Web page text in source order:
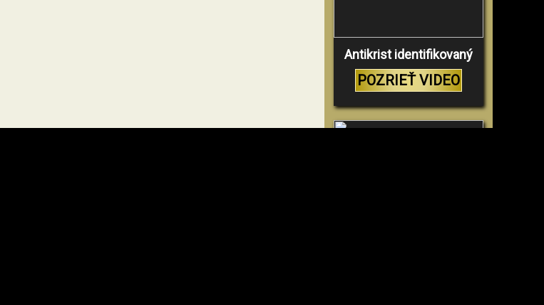
Antikrist identifikovaný
POZRIEŤ VIDEO